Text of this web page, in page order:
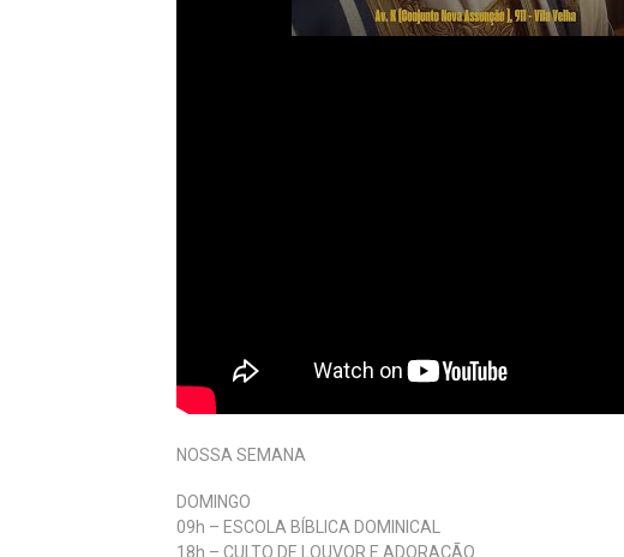
NOSSA SEMANA
DOMINGO
09h – ESCOLA BÍBLICA DOMINICAL
18h – CULTO DE LOUVOR E ADORAÇÃO